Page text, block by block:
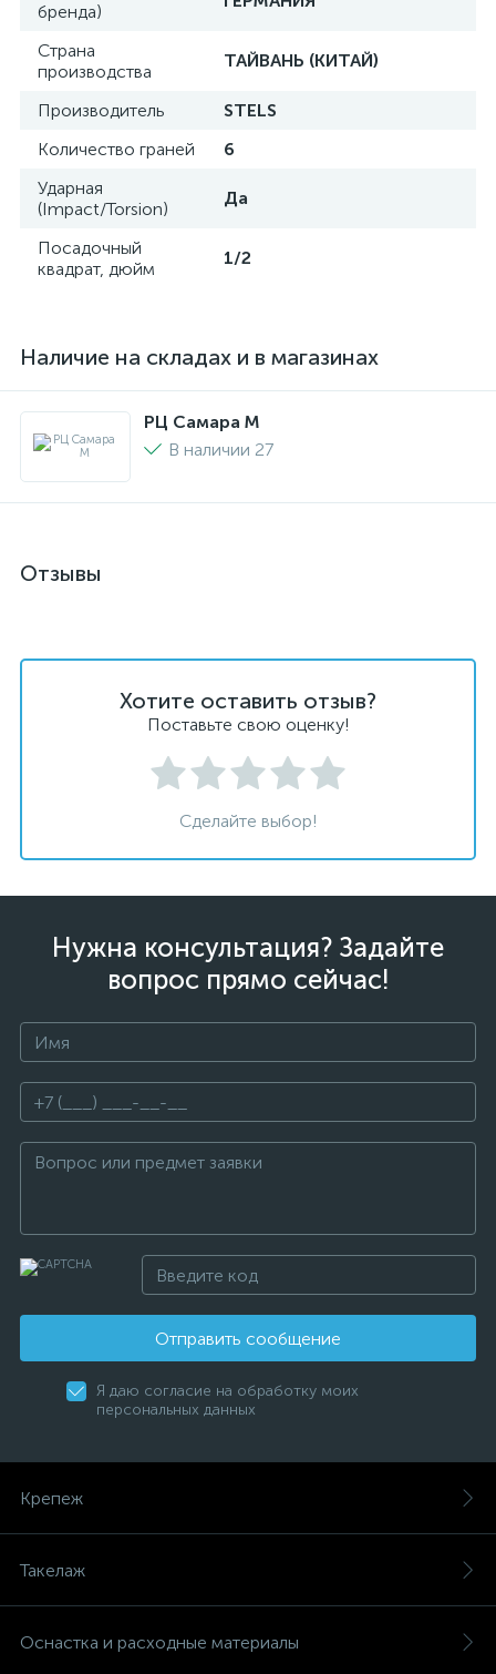
бренда)
Страна
производства
ТАЙВАНЬ (КИТАЙ)
Производитель
STELS
Количество граней
6
Ударная
(Impact/Torsion)
Да
Посадочный
квадрат, дюйм
1/2
Наличие на складах и в магазинах
РЦ Самара M
В наличии 27
Отзывы
Хотите оставить отзыв?
Поставьте свою оценку!
Сделайте выбор!
Нужна консультация? Задайте
вопрос прямо сейчас!
Отправить сообщение
Я даю согласие на обработку моих
персональных данных
Крепеж
Такелаж
Оснастка и расходные материалы